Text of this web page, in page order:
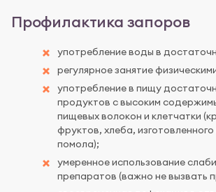
Профилактика запоров
употребление воды в
регулярное занятие
употребление в пищу
продуктов с высоким
пищевых волокон и клетчатки
фруктов, хлеба, изготовленного
помола);
умеренное использование
препаратов (важно не вызвать